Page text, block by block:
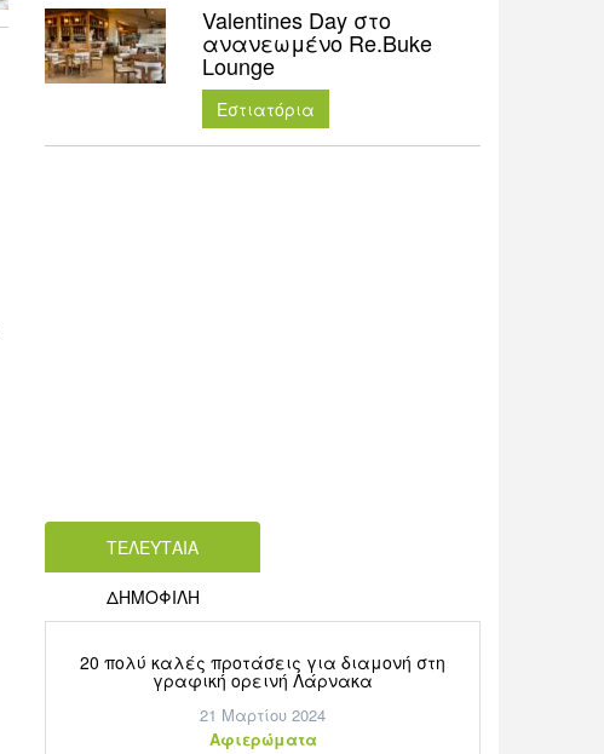
Valentines Day στο
ανανεωμένο Re.Buke
Lounge
Εστιατόρια
ΤΕΛΕΥΤΑΙΑ
ΔΗΜΟΦΙΛΗ
20 πολύ καλές προτάσεις για διαμονή στη
γραφική ορεινή Λάρνακα
21 Μαρτίου 2024
Aφιερώματα